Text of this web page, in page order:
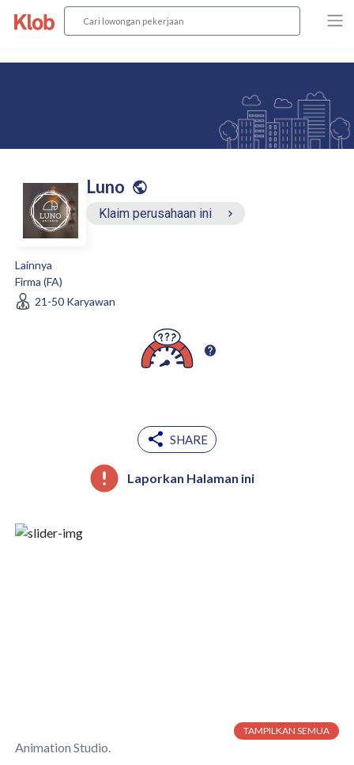
Luno
Klaim perusahaan ini
Lainnya
Firma (FA)
21-50 Karyawan
SHARE
Laporkan Halaman ini
TAMPILKAN SEMUA
Animation Studio.